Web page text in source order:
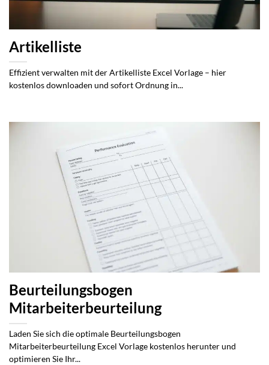
Artikelliste
Effizient verwalten mit der Artikelliste Excel Vorlage – hier
kostenlos downloaden und sofort Ordnung in...
Beurteilungsbogen
Mitarbeiterbeurteilung
Laden Sie sich die optimale Beurteilungsbogen
Mitarbeiterbeurteilung Excel Vorlage kostenlos herunter und
optimieren Sie Ihr...